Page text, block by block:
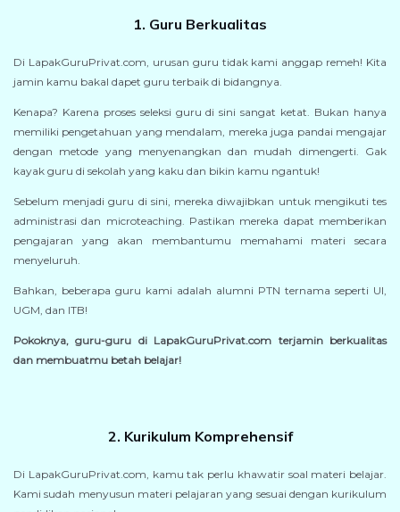
1. Guru Berkualitas
Di LapakGuruPrivat.com, urusan guru tidak kami anggap remeh! Kita
jamin kamu bakal dapet guru terbaik di bidangnya.
Kenapa? Karena proses seleksi guru di sini sangat ketat. Bukan hanya
memiliki pengetahuan yang mendalam, mereka juga pandai mengajar
dengan metode yang menyenangkan dan mudah dimengerti. Gak
kayak guru di sekolah yang kaku dan bikin kamu ngantuk!
Sebelum menjadi guru di sini, mereka diwajibkan untuk mengikuti tes
administrasi dan microteaching. Pastikan mereka dapat memberikan
pengajaran yang akan membantumu memahami materi secara
menyeluruh.
Bahkan, beberapa guru kami adalah alumni PTN ternama seperti UI,
UGM, dan ITB!
Pokoknya, guru-guru di LapakGuruPrivat.com terjamin berkualitas
dan membuatmu betah belajar!
2. Kurikulum Komprehensif
Di LapakGuruPrivat.com, kamu tak perlu khawatir soal materi belajar.
Kami sudah menyusun materi pelajaran yang sesuai dengan kurikulum